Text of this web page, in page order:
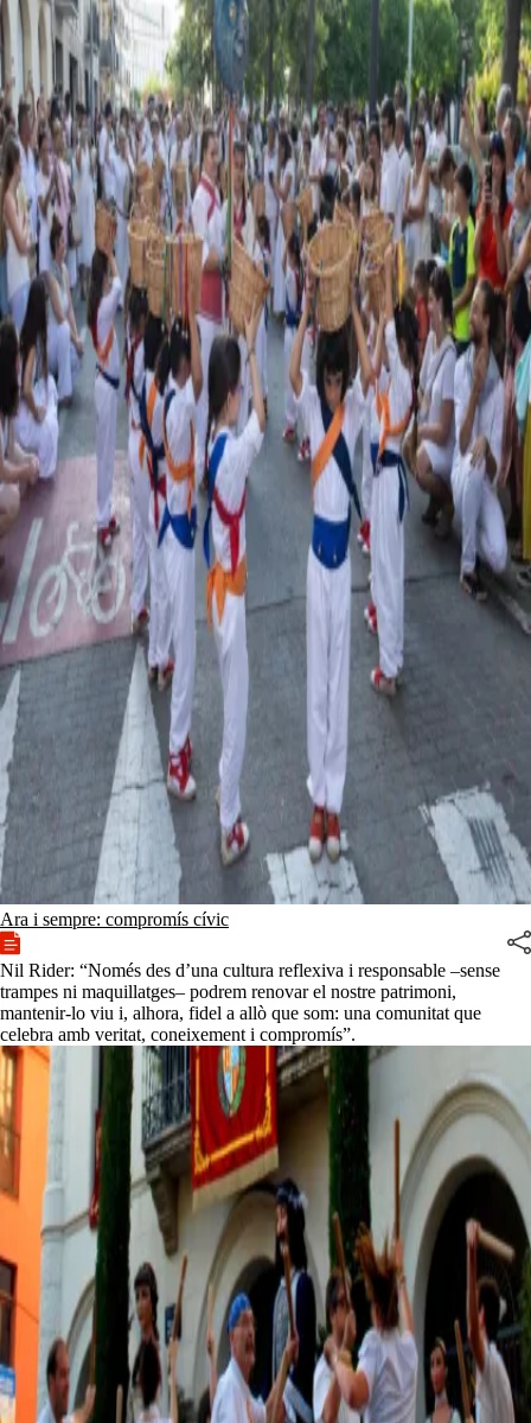
Ara i sempre: compromís cívic
Nil Rider: “Només des d’una cultura reflexiva i responsable –sense
trampes ni maquillatges– podrem renovar el nostre patrimoni,
mantenir-lo viu i, alhora, fidel a allò que som: una comunitat que
celebra amb veritat, coneixement i compromís”.